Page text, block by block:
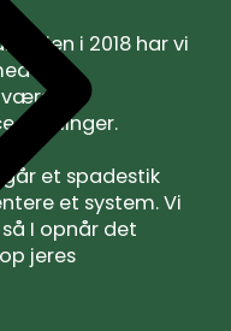
i 2018 har vi
at
af
et spadestik
et system. Vi
I opnår det
jeres